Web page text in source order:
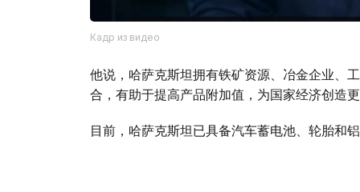
Кадр из видео
他说，哈萨克斯坦拥有铁矿资源、冶金企业、
合，有助于提高产品附加值，为国家经济创造更
目前，哈萨克斯坦已具备汽车蓄电池、轮胎和